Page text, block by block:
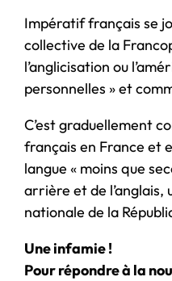
Impératif français se
collective de la
l’anglicisation ou
personnelles » et
C’est graduellement
français en France et
langue « moins que
arrière et de l’anglais,
nationale de la
Une infamie !
Pour répondre à la